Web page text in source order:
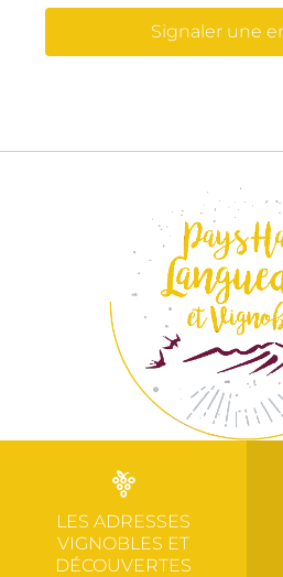
Signaler une
LES ADRESSES
VIGNOBLES ET
DÉCOUVERTES